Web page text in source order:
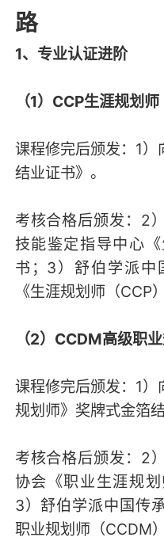
路
1、专业认证进阶
（1）CCP生涯规划师
课程修完后颁发：1
结业证书》。
考核合格后颁发：2
技能鉴定指导中心
书；3）舒伯学派
《生涯规划师（CCP
（2）CCDM高级职
课程修完后颁发：1
规划师》奖牌式金箔结
考核合格后颁发：2
协会《职业生涯规
3）舒伯学派中国传
职业规划师（CCDM